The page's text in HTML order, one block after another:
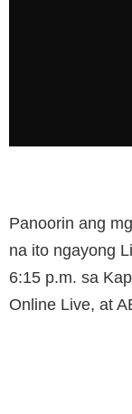
Panoorin ang
na ito ngayong
6:15 p.m. sa
Online Live, at